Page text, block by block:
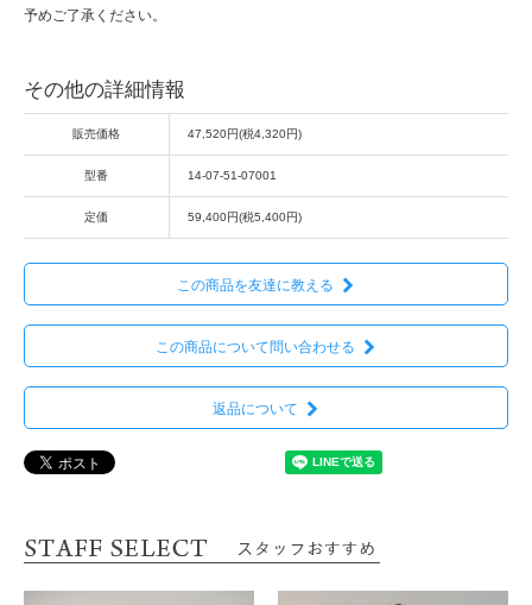
予めご了承ください。
その他の詳細情報
販売価格 47,520円(税4,320円)
型番 14-07-51-07001
定価 59,400円(税5,400円)
この商品を友達に教える
この商品について問い合わせる
返品について